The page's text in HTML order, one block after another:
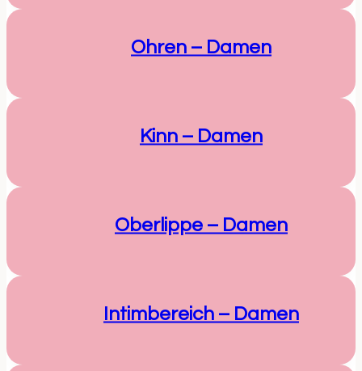
Ohren – Damen
Kinn – Damen
Oberlippe – Damen
Intimbereich – Damen